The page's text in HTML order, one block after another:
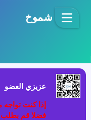
شموخ
عزيزي العضو
إذا كنت
فضلا قم بطلب